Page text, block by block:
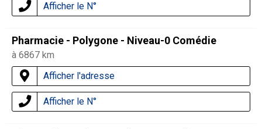
Afficher le N°
Pharmacie - Polygone - Niveau-0 Comédie
à 6867 km
Afficher l'adresse
Afficher le N°